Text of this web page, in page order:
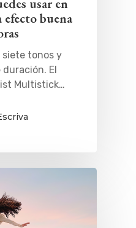
usar en
efecto buena
siete tonos y
duración. El
Multistick…